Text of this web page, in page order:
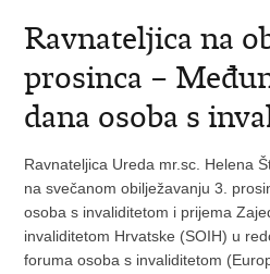
Ravnateljica na
prosinca –
dana osoba s
Ravnateljica Ureda mr.sc. Helena
na svečanom obilježavanju 3.
osoba s invaliditetom i prijema
invaliditetom Hrvatske (SOIH) u
foruma osoba s invaliditetom